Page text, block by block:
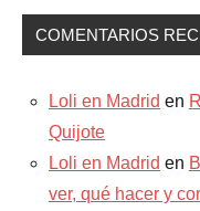
COMENTARIOS
Loli en Madrid en
Quijote
Loli en Madrid en
ver, qué hacer y